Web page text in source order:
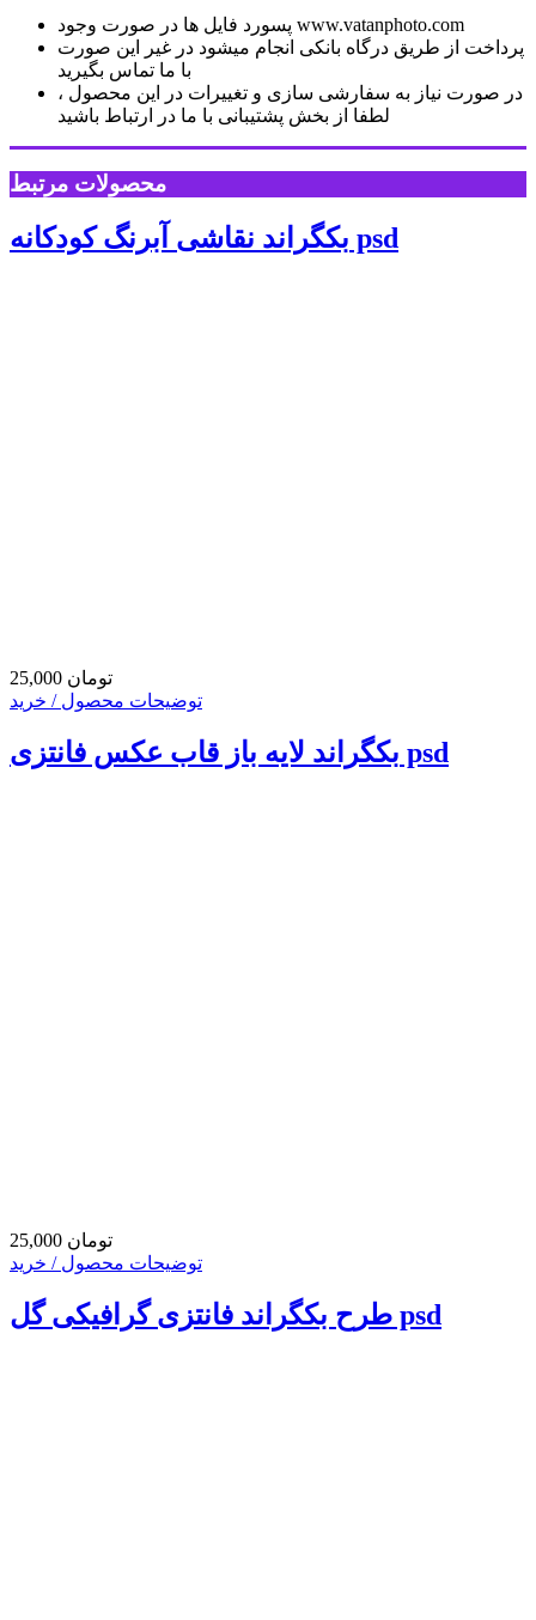
پسورد فایل ها در صورت وجود www.vatanphoto.com
پرداخت از طریق درگاه بانکی انجام میشود در غیر این صورت
با ما تماس بگیرید
در صورت نیاز به سفارشی سازی و تغییرات در این محصول ،
لطفا از بخش پشتیبانی با ما در ارتباط باشید
محصولات مرتبط
بکگراند نقاشی آبرنگ کودکانه psd
25,000 تومان
توضیحات محصول / خرید
بکگراند لایه باز قاب عکس فانتزی psd
25,000 تومان
توضیحات محصول / خرید
طرح بکگراند فانتزی گرافیکی گل psd